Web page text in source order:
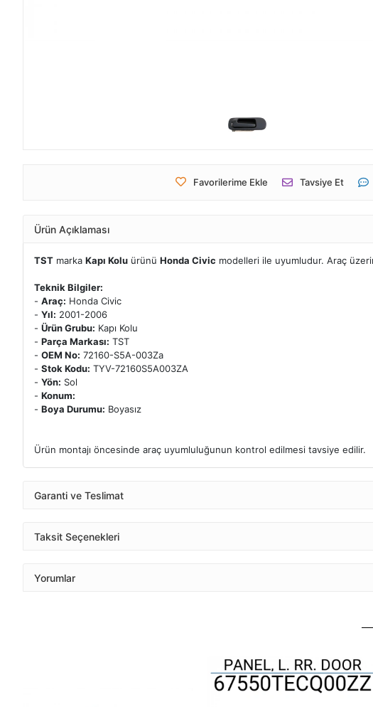
Favorilerime Ekle Tavsiye Et
Ürün Açıklaması
TST marka Kapı Kolu ürünü Honda Civic modelleri ile uyumludur. Araç
Teknik Bilgiler:
- Araç: Honda Civic
- Yıl: 2001-2006
- Ürün Grubu: Kapı Kolu
- Parça Markası: TST
- OEM No: 72160-S5A-003Za
- Stok Kodu: TYV-72160S5A003ZA
- Yön: Sol
- Konum:
- Boya Durumu: Boyasız
Ürün montajı öncesinde araç uyumluluğunun kontrol edilmesi tavsiye edilir.
Garanti ve Teslimat
Taksit Seçenekleri
Yorumlar